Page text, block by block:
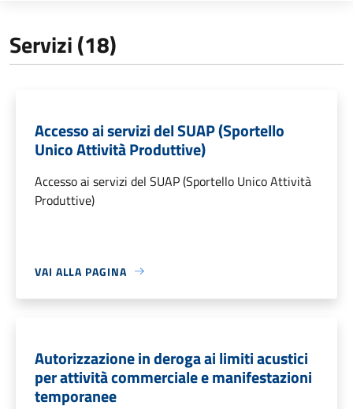
Servizi (18)
Accesso ai servizi del SUAP (Sportello
Unico Attività Produttive)
Accesso ai servizi del SUAP (Sportello Unico Attività
Produttive)
VAI ALLA PAGINA
Autorizzazione in deroga ai limiti acustici
per attività commerciale e manifestazioni
temporanee